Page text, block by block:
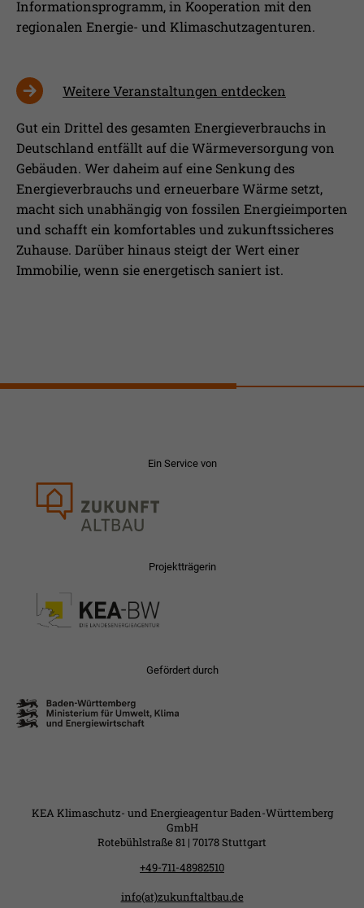
Informationsprogramm, in Kooperation mit den
regionalen Energie- und Klimaschutzagenturen.
Weitere Veranstaltungen entdecken
Gut ein Drittel des gesamten Energieverbrauchs in
Deutschland entfällt auf die Wärmeversorgung von
Gebäuden. Wer daheim auf eine Senkung des
Energieverbrauchs und erneuerbare Wärme setzt,
macht sich unabhängig von fossilen Energieimporten
und schafft ein komfortables und zukunftssicheres
Zuhause. Darüber hinaus steigt der Wert einer
Immobilie, wenn sie energetisch saniert ist.
Ein Service von
Projektträgerin
Gefördert durch
KEA Klimaschutz- und Energieagentur Baden-Württemberg
GmbH
Rotebühlstraße 81 | 70178 Stuttgart
+49-711-48982510
info(at)zukunftaltbau.de